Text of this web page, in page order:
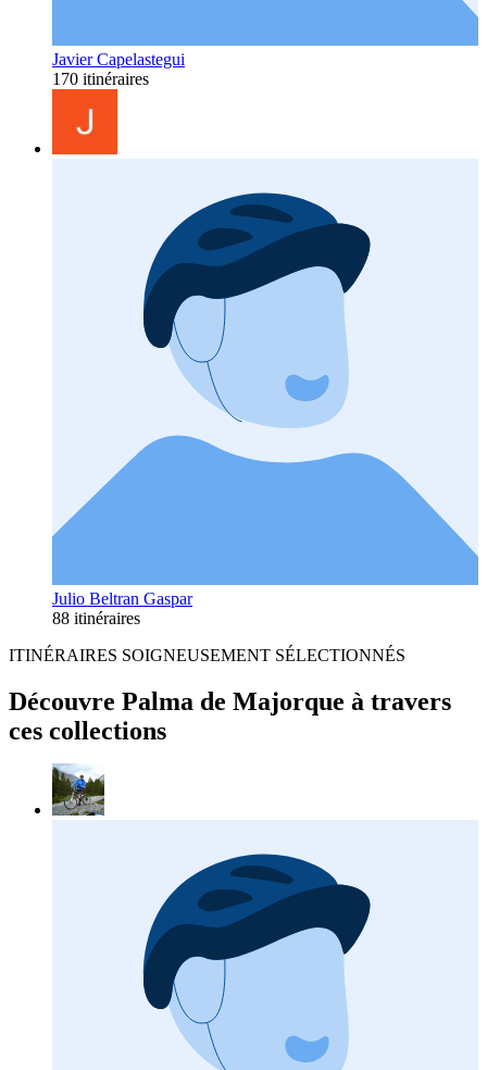
Javier Capelastegui
170 itinéraires
Julio Beltran Gaspar
88 itinéraires
ITINÉRAIRES SOIGNEUSEMENT SÉLECTIONNÉS
Découvre Palma de Majorque à travers
ces collections